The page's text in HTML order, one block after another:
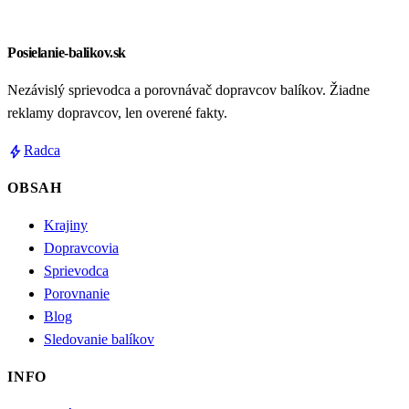
Posielanie-balikov.sk
Nezávislý sprievodca a porovnávač dopravcov balíkov. Žiadne
reklamy dopravcov, len overené fakty.
boltRadca
OBSAH
Krajiny
Dopravcovia
Sprievodca
Porovnanie
Blog
Sledovanie balíkov
INFO